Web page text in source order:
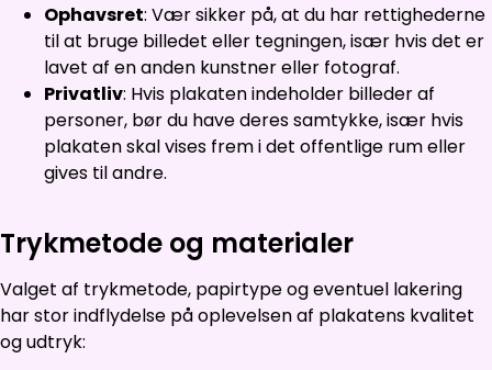
Ophavsret: Vær sikker på, at du har rettighederne
til at bruge billedet eller tegningen, især hvis det er
lavet af en anden kunstner eller fotograf.
Privatliv: Hvis plakaten indeholder billeder af
personer, bør du have deres samtykke, især hvis
plakaten skal vises frem i det offentlige rum eller
gives til andre.
Trykmetode og materialer
Valget af trykmetode, papirtype og eventuel lakering
har stor indflydelse på oplevelsen af plakatens kvalitet
og udtryk: